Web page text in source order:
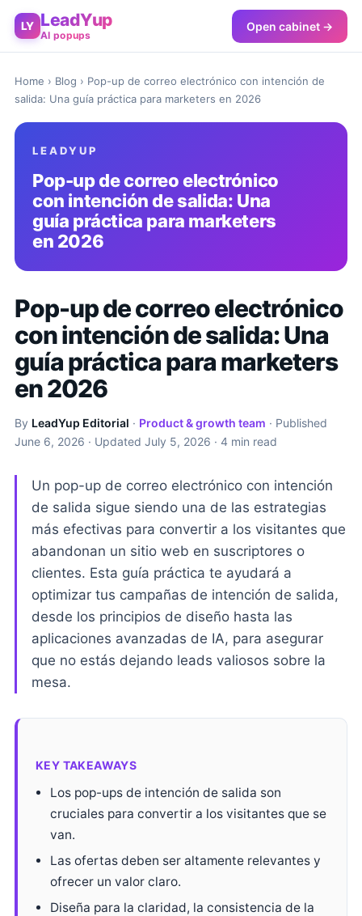
LY LeadYup
AI popups
Open cabinet →
Home › Blog › Pop-up de correo electrónico con intención de
salida: Una guía práctica para marketers en 2026
LEADYUP
Pop-up de correo electrónico
con intención de salida: Una
guía práctica para marketers
en 2026
Pop-up de correo electrónico
con intención de salida: Una
guía práctica para marketers
en 2026
By LeadYup Editorial · Product & growth team · Published
June 6, 2026 · Updated July 5, 2026 · 4 min read
Un pop-up de correo electrónico con intención
de salida sigue siendo una de las estrategias
más efectivas para convertir a los visitantes que
abandonan un sitio web en suscriptores o
clientes. Esta guía práctica te ayudará a
optimizar tus campañas de intención de salida,
desde los principios de diseño hasta las
aplicaciones avanzadas de IA, para asegurar
que no estás dejando leads valiosos sobre la
mesa.
KEY TAKEAWAYS
Los pop-ups de intención de salida son
cruciales para convertir a los visitantes que se
van.
Las ofertas deben ser altamente relevantes y
ofrecer un valor claro.
Diseña para la claridad, la consistencia de la